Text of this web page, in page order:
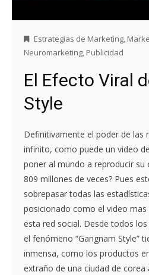
Estrategias de Marketing,
Neuromarketing, Publicidad
El Efecto Viral
Style
Definitivamente el poder de las
infinito, como puede un video
poner al mundo a reproducir su
809 millones de veces? Pues
sobrepasar todas las
posicionado como el video
esta red social. Desde todos
el fenómeno “Gangnam Style”
inmensa, como los productos
extraño de una ciudad de corea